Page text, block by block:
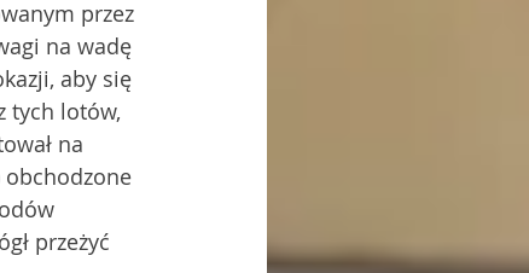
przez
na wadę
aby się
tych lotów,
na
obchodzone
przeżyć